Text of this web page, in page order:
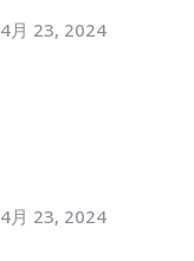
4月 23, 2024
4月 23, 2024